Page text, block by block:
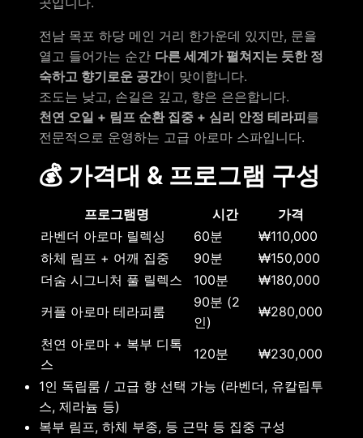
전남 목포 하당 메인 거리 한가운데 있지만, 문을
열고 들어가는 순간 다른 세계가 펼쳐지는 듯한 정
숙하고 향기로운 공간이 맞이합니다.
조도는 낮고, 손길은 깊고, 향은 은은합니다.
천연 오일 + 림프 순환 집중 + 심리 안정 테라피를
전문적으로 운영하는 고급 아로마 스파입니다.
💰 가격대 & 프로그램 구성
프로그램명 시간
가격
라벤더 아로마 릴렉싱
60분
₩110,000
하체 림프 + 어깨 집중
90분
₩150,000
더숨 시그니처 풀 릴렉스
100분
₩180,000
커플 아로마 테라피룸
90분 (2
인)
₩280,000
천연 아로마 + 복부 디톡
스
120분
₩230,000
1인 독립룸 / 고급 향 선택 가능 (라벤더, 유칼립투
스, 제라늄 등)
복부 림프, 하체 부종, 등 근막 등 집중 구성